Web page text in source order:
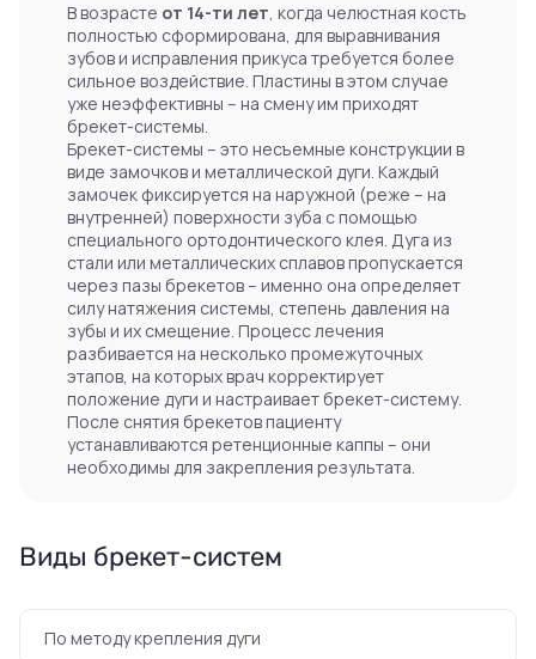
В возрасте от 14-ти лет, когда челюстная кость
полностью сформирована, для выравнивания
зубов и исправления прикуса требуется более
сильное воздействие. Пластины в этом случае
уже неэффективны – на смену им приходят
брекет-системы.
Брекет-системы – это несъемные конструкции в
виде замочков и металлической дуги. Каждый
замочек фиксируется на наружной (реже – на
внутренней) поверхности зуба с помощью
специального ортодонтического клея. Дуга из
стали или металлических сплавов пропускается
через пазы брекетов – именно она определяет
силу натяжения системы, степень давления на
зубы и их смещение. Процесс лечения
разбивается на несколько промежуточных
этапов, на которых врач корректирует
положение дуги и настраивает брекет-систему.
После снятия брекетов пациенту
устанавливаются ретенционные каппы – они
необходимы для закрепления результата.
Виды брекет-систем
По методу крепления дуги